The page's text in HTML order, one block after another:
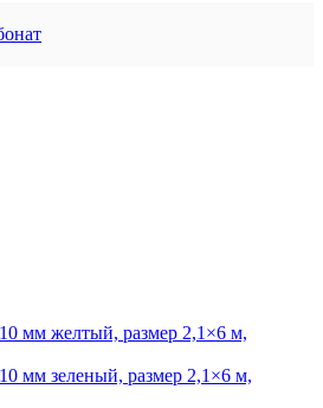
мм желтый, размер 2,1×6 м,
мм зеленый, размер 2,1×6 м,